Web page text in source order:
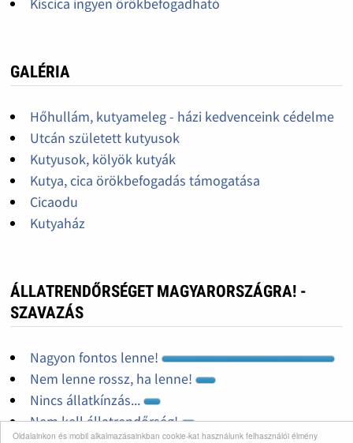
Oldalainkon és mobil alkalmazásainkban cookie-kat használunk felhasználói élmény
Kiscica ingyen örökbefogadható
GALÉRIA
Hőhullám, kutyameleg - házi kedvenceink cédelme
Utcán született kutyusok
Kutyusok, kölyök kutyák
Kutya, cica örökbefogadás támogatása
Cicaodu
Kutyaház
ÁLLATRENDŐRSÉGET MAGYARORSZÁGRA! -
SZAVAZÁS
Nagyon fontos lenne!
Nem lenne rossz, ha lenne!
Nincs állatkínzás...
Nem kell állatrendőrség!